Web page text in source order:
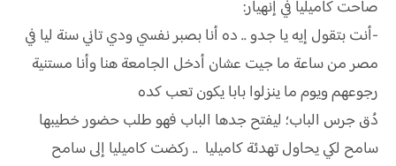
صاحت كاميليا في إنهيار:
-أنت بتقول إيه يا جدو .. ده أنا بصبر نفسي ودي تاني سنة ليا في
مصر من ساعة ما جيت عشان أدخل الجامعة هنا وأنا مستنية
رجوعهم ويوم ما ينزلوا بابا يكون تعب كده
دُق جرس الباب؛ ليفتح جدها الباب فهو طلب حضور خطيبها
سامح لكي يحاول تهدئة كاميليا .. ركضت كاميليا إلى سامح